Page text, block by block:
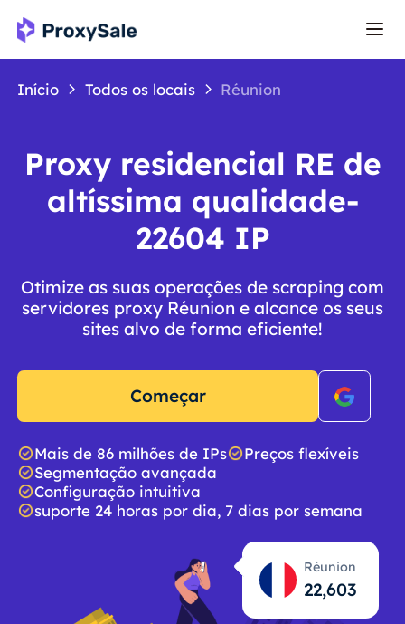
Início Todos os locais Réunion
Proxy residencial RE de
altíssima qualidade-
22604 IP
Otimize as suas operações de scraping com
servidores proxy Réunion e alcance os seus
sites alvo de forma eficiente!
Começar
Mais de 86 milhões de IPs
Preços flexíveis
Segmentação avançada
Configuração intuitiva
suporte 24 horas por dia, 7 dias por semana
Réunion
22,604